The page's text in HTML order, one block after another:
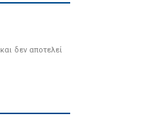
δεν αποτελεί